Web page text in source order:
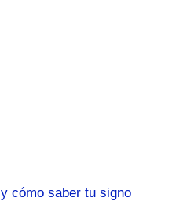
cómo saber tu signo